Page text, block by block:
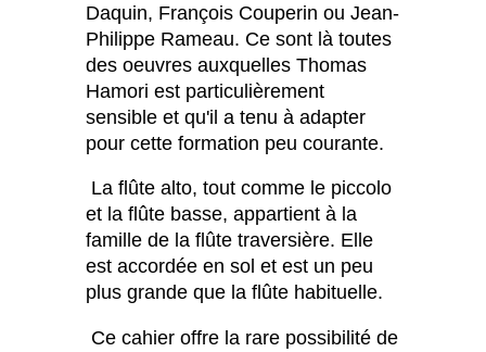
Daquin, François Couperin ou Jean-
Philippe Rameau. Ce sont là toutes
des oeuvres auxquelles Thomas
Hamori est particulièrement
sensible et qu'il a tenu à adapter
pour cette formation peu courante.
La flûte alto, tout comme le piccolo
et la flûte basse, appartient à la
famille de la flûte traversière. Elle
est accordée en sol et est un peu
plus grande que la flûte habituelle.
Ce cahier offre la rare possibilité de